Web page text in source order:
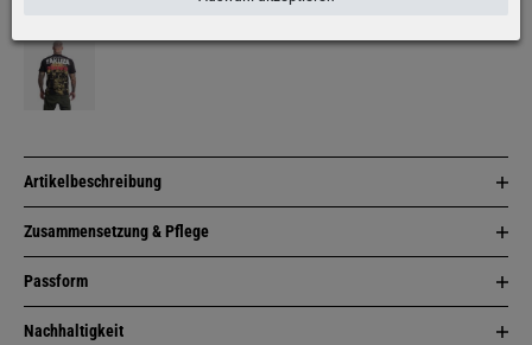
Artikelbeschreibung
Zusammensetzung & Pflege
Passform
Nachhaltigkeit